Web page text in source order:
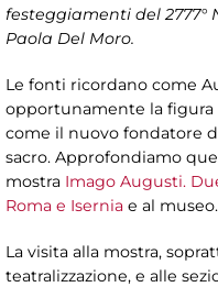
festeggiamenti del
Paola Del Moro.
Le fonti ricordano come
opportunamente la figura
come il nuovo fondatore
sacro. Approfondiamo
mostra Imago Augusti.
Roma e Isernia e al museo.
La visita alla mostra,
teatralizzazione, e alle